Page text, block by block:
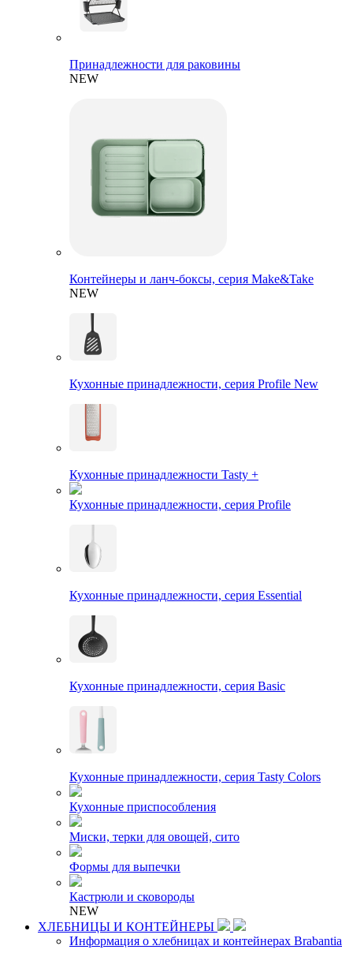
Принадлежности для раковины
NEW
Контейнеры и ланч-боксы, серия Make&Take
NEW
Кухонные принадлежности, серия Profile New
Кухонные принадлежности Tasty +
Кухонные принадлежности, серия Profile
Кухонные принадлежности, серия Essential
Кухонные принадлежности, серия Basic
Кухонные принадлежности, серия Tasty Colors
Кухонные приспособления
Миски, терки для овощей, сито
Формы для выпечки
Кастрюли и сковороды
NEW
ХЛЕБНИЦЫ И КОНТЕЙНЕРЫ
Информация о хлебницах и контейнерах Brabantia